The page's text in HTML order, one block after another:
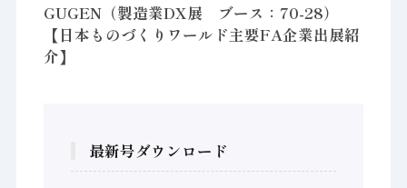
GUGEN（製造業DX展 ブース：70-28）
【日本ものづくりワールド主要FA企業出展紹
介】
最新号ダウンロード